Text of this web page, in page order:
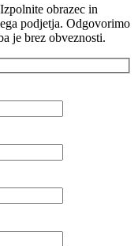
obrazec in
podjetja. Odgovorimo
je brez obveznosti.